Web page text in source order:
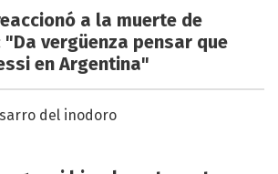
a la muerte de
"Da vergüenza pensar que
en Argentina"